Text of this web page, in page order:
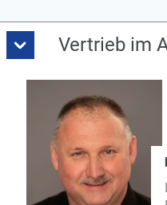
Vertrieb im